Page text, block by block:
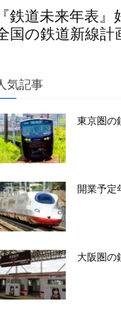
『鉄道未来年表
国の鉄道新線計
気記事
東京圏の
開業予定
大阪圏の